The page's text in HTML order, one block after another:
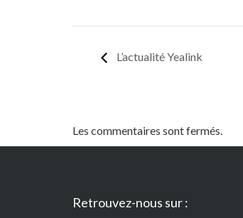
L’actualité Yealink
Les commentaires sont fermés.
Retrouvez-nous sur :